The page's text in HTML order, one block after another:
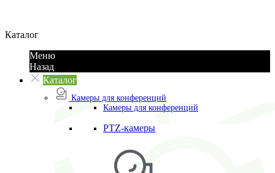
Каталог
Меню
Назад
Каталог
Камеры для конференций
Камеры для конференций
PTZ-камеры